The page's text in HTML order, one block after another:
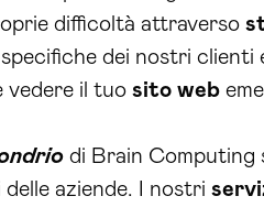
difficoltà attraverso
dei nostri
vedere il tuo sito web
di Brain Computing
aziende. I nostri